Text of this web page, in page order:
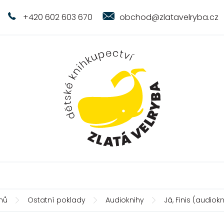
+420 602 603 670 obchod@zlatavelryba.cz
Ostatní poklady Audioknihy Já, Finis